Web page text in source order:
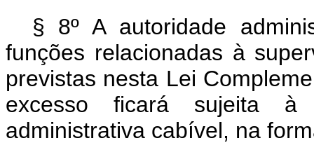
§ 8º A autoridade
funções relacionadas à
previstas nesta Lei
excesso ficará sujeita à
administrativa cabível, na